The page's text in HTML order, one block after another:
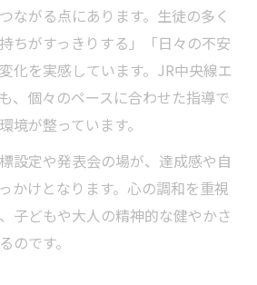
ながる点にあります。生徒の多く
ちがすっきりする」「日々の不安
化を実感しています。JR中央線エ
、個々のペースに合わせた指導で
境が整っています。
設定や発表会の場が、達成感や自
かけとなります。心の調和を重視
子どもや大人の精神的な健やかさ
のです。